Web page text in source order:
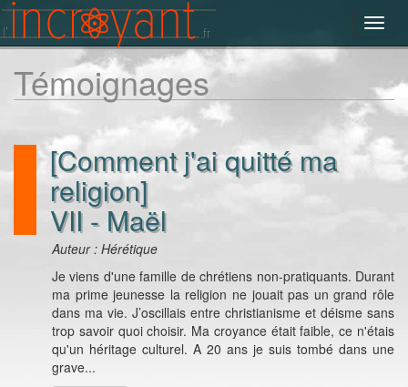
Témoignages
[Comment j'ai quitté ma
religion]
VII - Maël
Auteur : Hérétique
Je viens d'une famille de chrétiens non-pratiquants. Durant
ma prime jeunesse la religion ne jouait pas un grand rôle
dans ma vie. J’oscillais entre christianisme et déisme sans
trop savoir quoi choisir. Ma croyance était faible, ce n'étais
qu'un héritage culturel. A 20 ans je suis tombé dans une
grave...